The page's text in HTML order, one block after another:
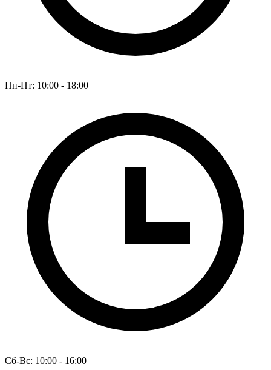
Пн-Пт: 10:00 - 18:00
Сб-Вс: 10:00 - 16:00